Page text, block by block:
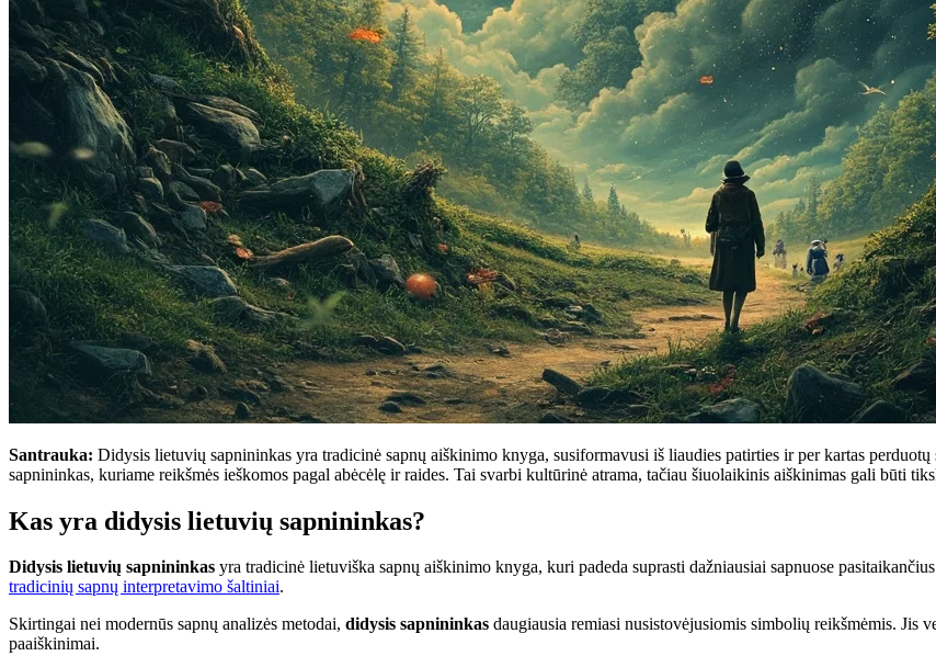
Santrauka: Didysis lietuvių sapnininkas yra tradicinė sapnų aiškinimo knyga, susiformavusi iš liaudies patirties ir per kartas
sapnininkas, kuriame reikšmės ieškomos pagal abėcėlę ir raides. Tai svarbi kultūrinė atrama, tačiau šiuolaikinis aiškinimas gali būti
Kas yra didysis lietuvių sapnininkas?
Didysis lietuvių sapnininkas yra tradicinė lietuviška sapnų aiškinimo knyga, kuri padeda suprasti dažniausiai sapnuose
tradicinių sapnų interpretavimo šaltiniai.
Skirtingai nei modernūs sapnų analizės metodai, didysis sapnininkas daugiausia remiasi nusistovėjusiomis simbolių reikšmėmis.
paaiškinimai.